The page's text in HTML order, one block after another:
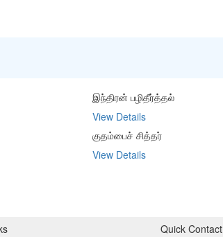
இந்திரன் பழிதீர்த்தல்
View Details
குதம்பைச் சித்தர்
View Details
Quick Contact